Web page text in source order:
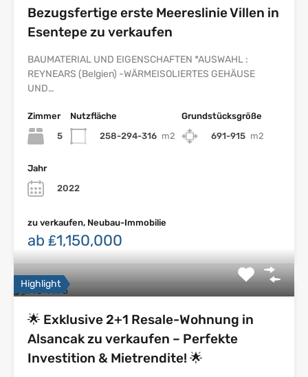
Bezugsfertige erste Meereslinie Villen in
Esentepe zu verkaufen
BAUMATERIAL UND EIGENSCHAFTEN *AUSWAHL :
REYNEARS (Belgien) -WÄRMEISOLIERTES GEHÄUSE
UND…
Zimmer
5
Nutzfläche
258-294-316 m2
Grundstücksgröße
691-915 m2
Jahr
2022
zu verkaufen, Neubau-Immobilie
ab ₤1,150,000
Highlight
🌟 Exklusive 2+1 Resale-Wohnung in
Alsancak zu verkaufen – Perfekte
Investition & Mietrendite! 🌟